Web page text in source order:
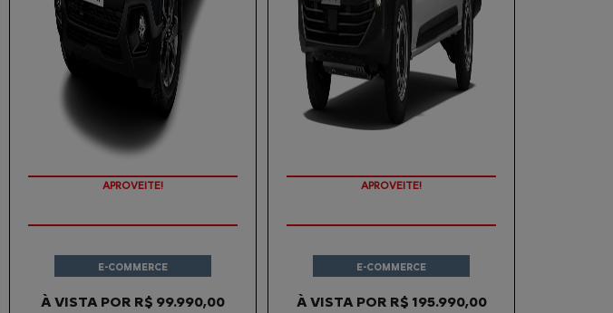
APROVEITE!
À VISTA POR R$ 99.990,00
E-COMMERCE
APROVEITE!
À VISTA POR R$ 195.990,00
E-COMMERCE